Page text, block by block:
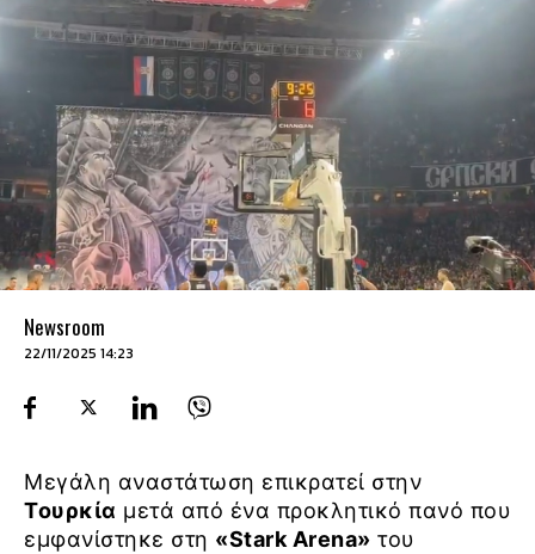
Newsroom
22/11/2025 14:23
Μεγάλη αναστάτωση επικρατεί στην
Τουρκία μετά από ένα προκλητικό πανό που
εμφανίστηκε στη «Stark Arena» του